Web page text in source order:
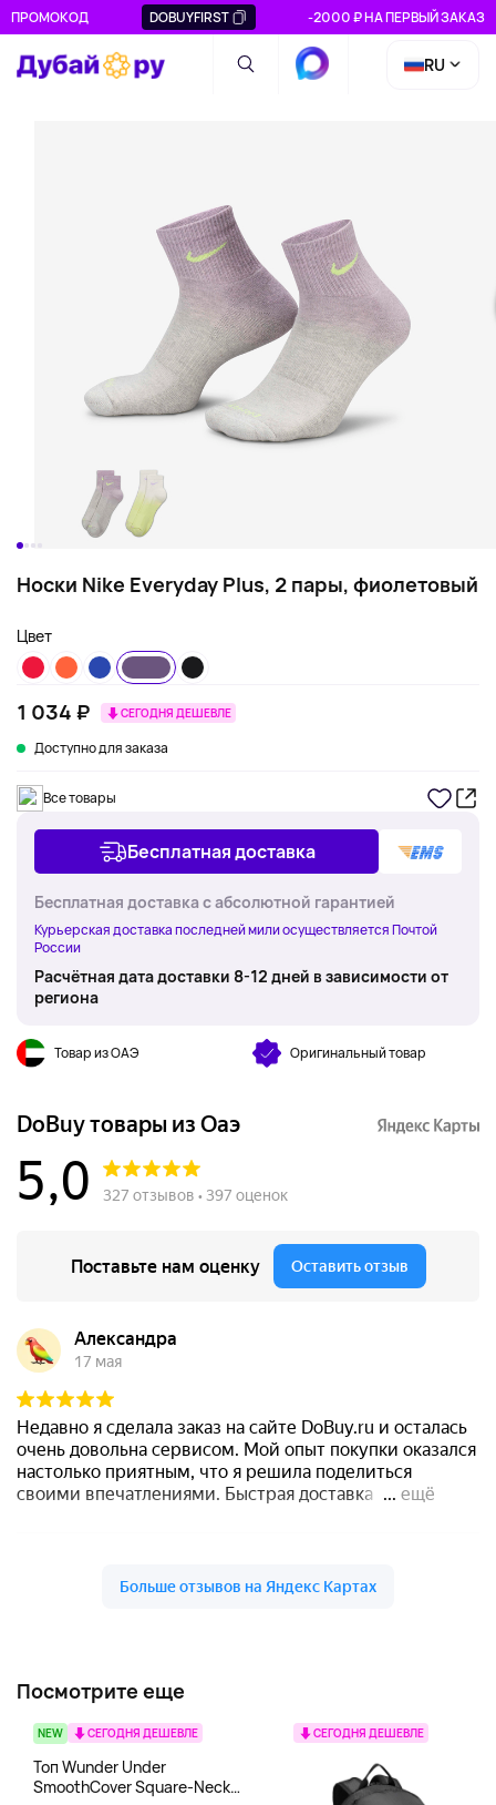
ПРОМОКОД DOBUYFIRST -2000 ₽ НА ПЕРВЫЙ ЗАКАЗ
RU
Носки Nike Everyday Plus, 2 пары, фиолетовый
Цвет
1 034 ₽ СЕГОДНЯ ДЕШЕВЛЕ
Доступно для заказа
Все товары
Бесплатная доставка
Бесплатная доставка с абсолютной гарантией
Курьерская доставка последней мили осуществляется Почтой
России
Расчётная дата доставки 8-12 дней в зависимости от
региона
Товар из ОАЭ Оригинальный товар
Посмотрите еще
NEW СЕГОДНЯ ДЕШЕВЛЕ
Топ Wunder Under
SmoothCover Square-Neck
СЕГОДНЯ ДЕШЕВЛЕ